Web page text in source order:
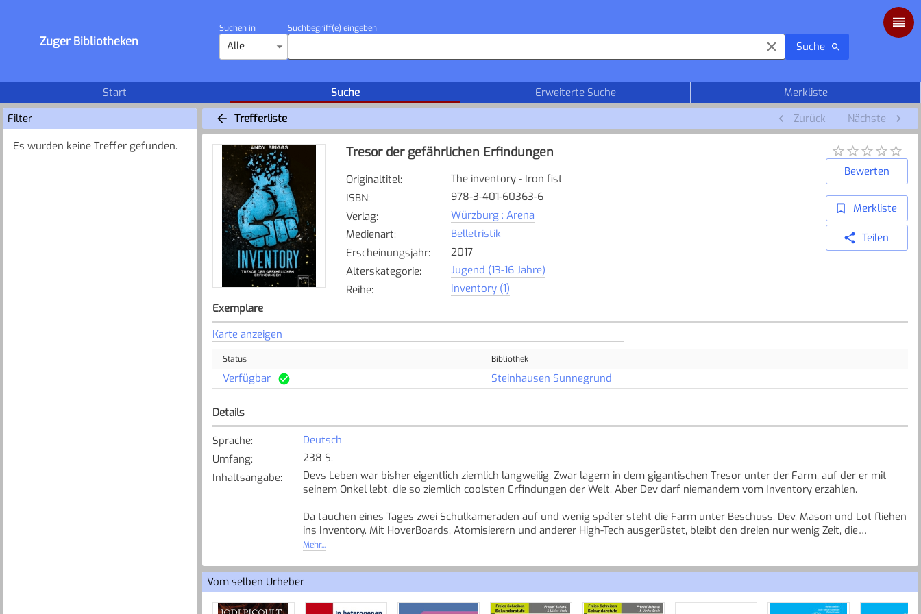
Zuger Bibliotheken
Suchen in
Alle
Suchbegriff(e) eingeben
Suche
Start Suche Erweiterte Suche
Merkliste
Filter
Es wurden keine Treffer gefunden.
Trefferliste Zurück Nächste
Tresor der gefährlichen Erfindungen
Originaltitel:
The inventory - Iron fist
ISBN:
978-3-401-60363-6
Verlag:
Würzburg : Arena
Medienart:
Belletristik
Erscheinungsjahr:
2017
Alterskategorie:
Jugend (13-16 Jahre)
Reihe: Inventory (1)
Bewerten
Merkliste
Teilen
Exemplare
Karte anzeigen
Status Bibliothek
Verfügbar Steinhausen Sunnegrund
Details
Sprache:
Deutsch
Umfang:
238 S.
Inhaltsangabe:
Devs Leben war bisher eigentlich ziemlich langweilig. Zwar lagern in dem gigantischen Tresor unter der Farm, auf der er mit
seinem Onkel lebt, die so ziemlich coolsten Erfindungen der Welt. Aber Dev darf niemandem vom Inventory erzählen.
Da tauchen eines Tages zwei Schulkameraden auf und wenig später steht die Farm unter Beschuss. Dev, Mason und Lot fliehen
ins Inventory. Mit HoverBoards, Atomisierern und anderer High-Tech ausgerüstet, bleibt den dreien nur wenig Zeit, die
Verbrecher zu enttarnen und die mächtige Kriegswaffe namens Eisenfaust zu finden.
Schon bald kämpfen sie um ihr Überleben. Denn sie sind die Einzigen, die verhindern können, dass die gefährlichen Erfindungen
in die falschen Hände geraten.
Mehr...
Vom selben Urheber